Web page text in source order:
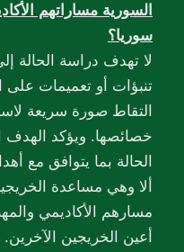
السورية مساراتهم
سوريا؟
لا تهدف دراسة الحالة
تنبؤات أو تعميمات على
التقاط صورة سريعة
خصائصها. ويؤكد الهدف
الحالة بما يتوافق مع
ألا وهي مساعدة
مسارهم الأكاديمي
أعين الخريجين الآخرين.